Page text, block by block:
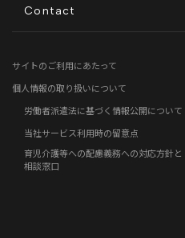
地方創生コラム
お客さまの声
社員の声
事例紹介
Contact
サイトのご利用にあたって
個人情報の取り扱いについて
労働者派遣法に基づく情報公開について
当社サービス利用時の留意点
育児介護等への配慮義務への対応方針と
相談窓口